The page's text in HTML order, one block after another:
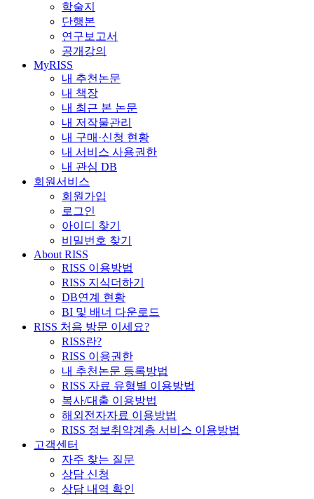
학술지
단행본
연구보고서
공개강의
MyRISS
내 추천논문
내 책장
내 최근 본 논문
내 저작물관리
내 구매·신청 현황
내 서비스 사용권한
내 관심 DB
회원서비스
회원가입
로그인
아이디 찾기
비밀번호 찾기
About RISS
RISS 이용방법
RISS 지식더하기
DB연계 현황
BI 및 배너 다운로드
RISS 처음 방문 이세요?
RISS란?
RISS 이용권한
내 추천논문 등록방법
RISS 자료 유형별 이용방법
복사/대출 이용방법
해외전자자료 이용방법
RISS 정보취약계층 서비스 이용방법
고객센터
자주 찾는 질문
상담 신청
상담 내역 확인